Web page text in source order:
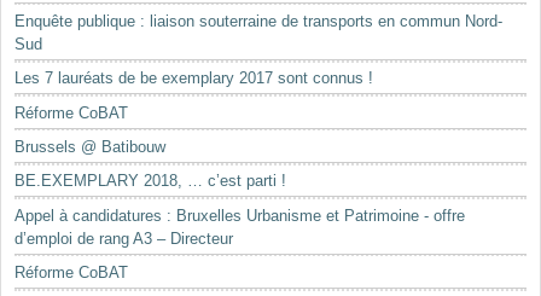
Enquête publique : liaison souterraine de transports en commun Nord-
Sud
Les 7 lauréats de be exemplary 2017 sont connus !
Réforme CoBAT
Brussels @ Batibouw
BE.EXEMPLARY 2018, … c’est parti !
Appel à candidatures : Bruxelles Urbanisme et Patrimoine - offre
d’emploi de rang A3 – Directeur
Réforme CoBAT